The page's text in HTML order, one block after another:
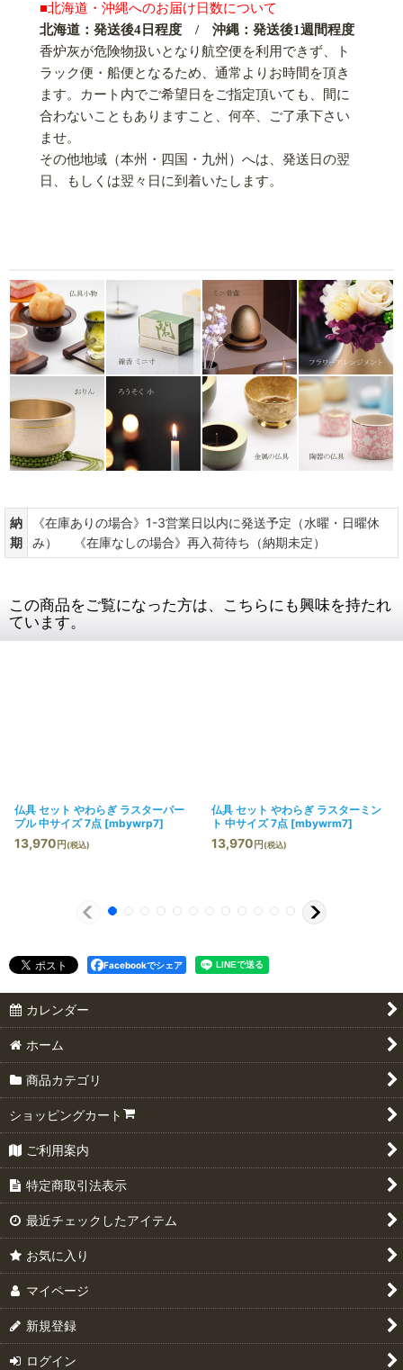
■北海道・沖縄へのお届け日数について
北海道：発送後4日程度 / 沖縄：発送後1週間程度
香炉灰が危険物扱いとなり航空便を利用できず、ト
ラック便・船便となるため、通常よりお時間を頂き
ます。カート内でご希望日をご指定頂いても、間に
合わないこともありますこと、何卒、ご了承下さい
ませ。
その他地域（本州・四国・九州）へは、発送日の翌
日、もしくは翌々日に到着いたします。
納
期
《在庫ありの場合》1-3営業日以内に発送予定（水曜・日曜休
み） 《在庫なしの場合》再入荷待ち（納期未定）
この商品をご覧になった方は、こちらにも興味を持たれ
ています。
仏具 セット やわらぎ ラスターパー
プル 中サイズ 7点 [mbywrp7]
13,970 円 (税込)
仏具 セット やわらぎ ラスターミン
ト 中サイズ 7点 [mbywrm7]
13,970 円 (税込)
Facebookでシェア
カレンダー
ホーム
商品カテゴリ
ショッピングカート
ご利用案内
特定商取引法表示
最近チェックしたアイテム
お気に入り
マイページ
新規登録
ログイン